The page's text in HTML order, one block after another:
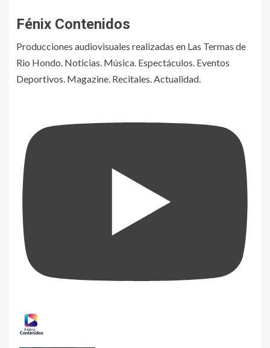
Fénix Contenidos
Producciones audiovisuales realizadas en Las Termas de
Rio Hondo. Noticias. Música. Espectáculos. Eventos
Deportivos. Magazine. Recitales. Actualidad.